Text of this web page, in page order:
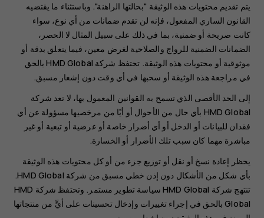
يتم تقديم محتويات هذه الوثيقة "بحالتها الراهنة". وباستثناء ما يقتضيه
القانون الساري المفعول، فإنه لن تقدم ضمانات من أي نوع، سواء
كانت صريحة أو ضمنية، بما في ذلك على سبيل المثال لا الحصر،
الضمانات الضمنية للرواج والصلاحية لغرض معين، فيما يتعلق بدقة أو
موثوقية أو محتويات هذه الوثيقة. تحتفظ شركة HMD Global بالحق
في مراجعة هذه الوثيقة أو سحبها في أي وقت دون إشعار مسبق.
إلى الحد الأقصى الذي تسمح به القوانين المعمول بها، لا تعد شركة
HMD Global بأي حال من الأحوال أو أيًا من مرخصيها مسؤولة عن أي
فقدان للبيانات أو الدخل أو أي أضرار خاصة أو عرضية أو تبعية أو غير
مباشرة مهما كان سبب تلك الأضرار أو الخسارة.
يحظر إعادة نسخ أو نقل أو توزيع جزء من أو كل محتويات هذه الوثيقة
بأي شكل من الأشكال دون إذن خطي مسبق من شركة HMD Global.
تنتهج شركة HMD Global سياسة تطوير مستمر. وتحتفظ شركة HMD
Global بالحق في إجراء تغييرات وإدخال تحسينات على أيٍّ من منتجاتها